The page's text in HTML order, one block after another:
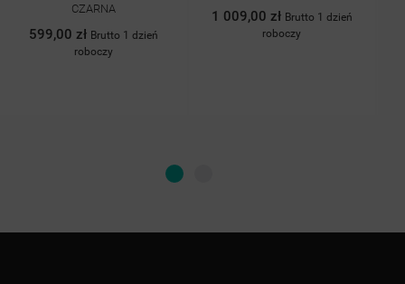
CZARNA
599,00 zł Brutto 1 dzień
roboczy
1 009,00 zł Brutto 1 dzień
roboczy